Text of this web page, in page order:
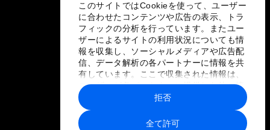
このサイトではCookieを使って、ユーザー
に合わせたコンテンツや広告の表示、トラ
フィックの分析を行っています。またユー
ザーによるサイトの利用状況についても情
報を収集し、ソーシャルメディアや広告配
信、データ解析の各パートナーに情報を共
有しています。ここで収集された情報は、
ユーザーが各パートナーに提供した他の情
報や各パートナーのサービスを使用した際
に収集された情報と組み合わされ、各パー
トナーによって使用されることがありま
全て許可
拒否